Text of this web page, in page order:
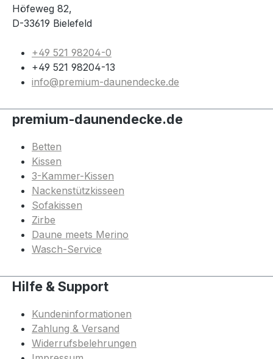
Höfeweg 82,
D-33619 Bielefeld
+49 521 98204-0
+49 521 98204-13
info@premium-daunendecke.de
premium-daunendecke.de
Betten
Kissen
3-Kammer-Kissen
Nackenstützkisseen
Sofakissen
Zirbe
Daune meets Merino
Wasch-Service
Hilfe & Support
Kundeninformationen
Zahlung & Versand
Widerrufsbelehrungen